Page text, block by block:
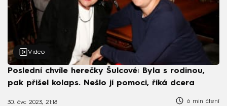
Video
Poslední chvíle herečky Šulcové: Byla s rodinou,
pak přišel kolaps. Nešlo jí pomoci, říká dcera
30. čvc 2023, 21:18 6 min čtení